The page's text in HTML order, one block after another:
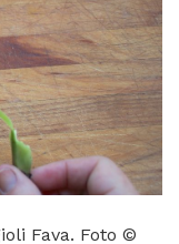
Fava. Foto ©